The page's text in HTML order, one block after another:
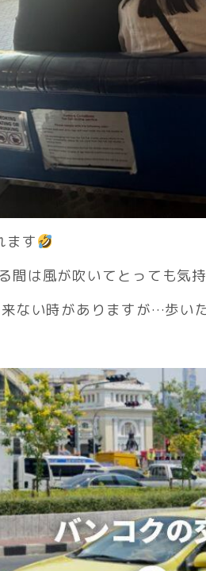
ます
間は風が吹いてとっても気
ない時がありますが…歩い